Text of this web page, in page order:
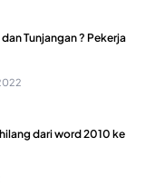
Tunjangan ? Pekerja
dari word 2010 ke